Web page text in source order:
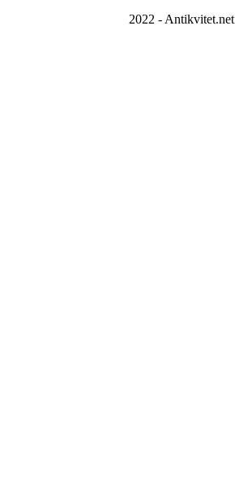
2022 - Antikvitet.net